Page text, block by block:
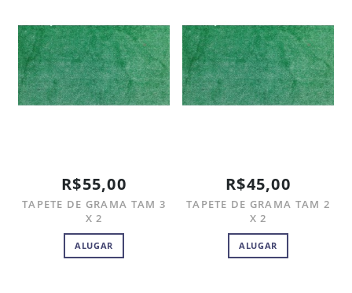
R$55,00
TAPETE DE GRAMA TAM 3
X 2
ALUGAR
R$45,00
TAPETE DE GRAMA TAM 2
X 2
ALUGAR